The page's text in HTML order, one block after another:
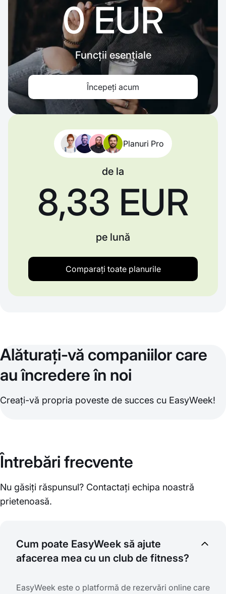
0 EUR
Funcții esențiale
Începeți acum
Planuri Pro
de la
8,33 EUR
pe lună
Comparați toate planurile
Alăturați-vă companiilor care
au încredere în noi
Creați-vă propria poveste de succes cu EasyWeek!
Întrebări frecvente
Nu găsiți răspunsul? Contactați echipa noastră
prietenoasă.
Cum poate EasyWeek să ajute
afacerea mea cu un club de fitness?
EasyWeek este o platformă de rezervări online care